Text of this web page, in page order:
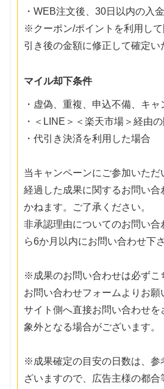
・WEB注文後、30日以内の入
※クーポン/ポイントを利用し
引き後の金額に修正して確定い
マイル却下条件
・虚偽、重複、申込不備、キ
・＜LINE＞＜楽天市場＞経由の
・代引き決済を利用した場合
当キャンペーンにご参加いただ
経過した成果に関するお問い合
かねます。ご了承ください。
非承認理由についてのお問い
ら6か月以内にお問い合わせ下さ
※成果のお問い合わせは必ずこ
お問い合わせフォームよりお願
サイト側へ直接お問い合わせ
象外となる場合がございます。
※成果確定の目安の日数は、参
ざいますので、広告主様の都